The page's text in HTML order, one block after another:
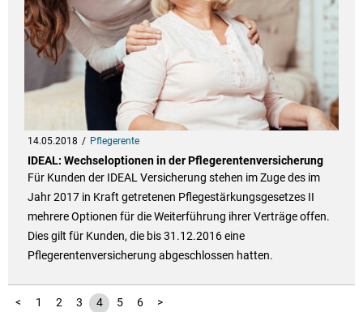
14.05.2018 Pflegerente
IDEAL: Wechseloptionen in der Pflegerentenversicherung
Für Kunden der IDEAL Versicherung stehen im Zuge des im
Jahr 2017 in Kraft getretenen Pflegestärkungsgesetzes II
mehrere Optionen für die Weiterführung ihrer Verträge offen.
Dies gilt für Kunden, die bis 31.12.2016 eine
Pflegerentenversicherung abgeschlossen hatten.
< 1 2 3 4 5 6 >